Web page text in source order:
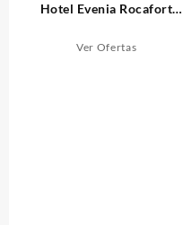
Hotel Evenia Rocafort
Ver Ofertas